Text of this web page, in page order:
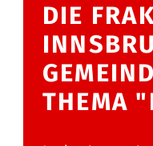
DIE
THEMA